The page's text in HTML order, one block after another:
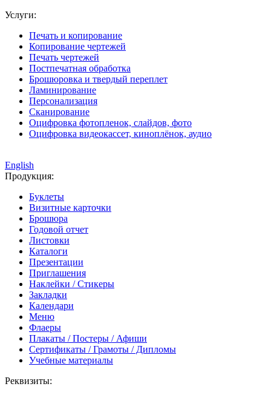
Услуги:
Печать и копирование
Копирование чертежей
Печать чертежей
Постпечатная обработка
Брошюровка и твердый переплет
Ламинирование
Персонализация
Сканирование
Оцифровка фотопленок, слайдов, фото
Оцифровка видеокассет, киноплёнок, аудио
English
Продукция:
Буклеты
Визитные карточки
Брошюра
Годовой отчет
Листовки
Каталоги
Презентации
Приглашения
Наклейки / Стикеры
Закладки
Календари
Меню
Флаеры
Плакаты / Постеры / Афиши
Сертификаты / Грамоты / Дипломы
Учебные материалы
Реквизиты: